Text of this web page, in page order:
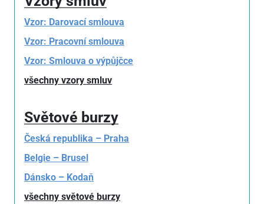
Vzor: Darovací smlouva
Vzor: Pracovní smlouva
Vzor: Smlouva o výpůjčce
všechny vzory smluv
Světové burzy
Česká republika – Praha
Belgie – Brusel
Dánsko – Kodaň
všechny světové burzy